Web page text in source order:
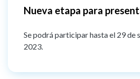
Nueva etapa para
Se podrá participar hasta el 29 de
2023.